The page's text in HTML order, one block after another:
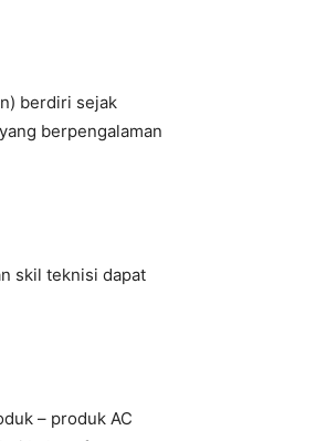
berdiri sejak
berpengalaman
skil teknisi dapat
– produk AC